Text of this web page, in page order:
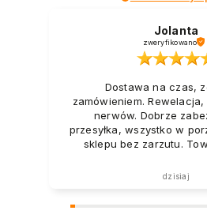
Jolanta
zweryfikowano
Dostawa na czas,
zamówieniem.
nerwów. Dobrze
przesyłka, wszystko w
sklepu bez zarzutu.
została zrealizowana
dzisiaj